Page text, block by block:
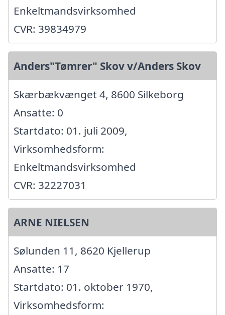
Enkeltmandsvirksomhed
CVR: 39834979
Anders"Tømrer" Skov v/Anders Skov
Skærbækvænget 4, 8600 Silkeborg
Ansatte: 0
Startdato: 01. juli 2009,
Virksomhedsform:
Enkeltmandsvirksomhed
CVR: 32227031
ARNE NIELSEN
Sølunden 11, 8620 Kjellerup
Ansatte: 17
Startdato: 01. oktober 1970,
Virksomhedsform: